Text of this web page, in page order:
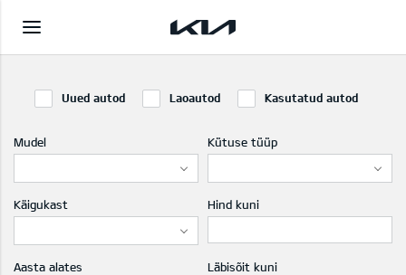
Uued autod Laoautod Kasutatud autod
Mudel Kütuse tüüp
Käigukast Hind kuni
Aasta alates
Läbisõit kuni